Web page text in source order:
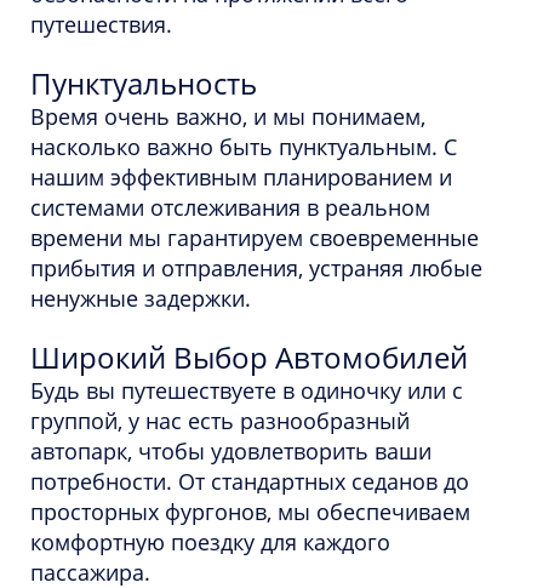
путешествия.
Пунктуальность
Время очень важно, и мы понимаем,
насколько важно быть пунктуальным. С
нашим эффективным планированием и
системами отслеживания в реальном
времени мы гарантируем своевременные
прибытия и отправления, устраняя любые
ненужные задержки.
Широкий Выбор Автомобилей
Будь вы путешествуете в одиночку или с
группой, у нас есть разнообразный
автопарк, чтобы удовлетворить ваши
потребности. От стандартных седанов до
просторных фургонов, мы обеспечиваем
комфортную поездку для каждого
пассажира.